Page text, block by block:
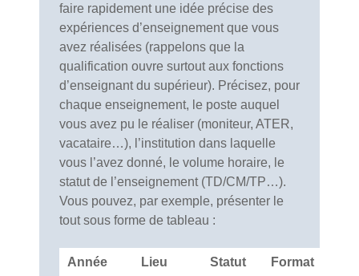
faire rapidement une idée précise des
expériences d’enseignement que vous
avez réalisées (rappelons que la
qualification ouvre surtout aux fonctions
d’enseignant du supérieur). Précisez, pour
chaque enseignement, le poste auquel
vous avez pu le réaliser (moniteur, ATER,
vacataire…), l’institution dans laquelle
vous l’avez donné, le volume horaire, le
statut de l’enseignement (TD/CM/TP…).
Vous pouvez, par exemple, présenter le
tout sous forme de tableau :
Année Lieu Statut Format